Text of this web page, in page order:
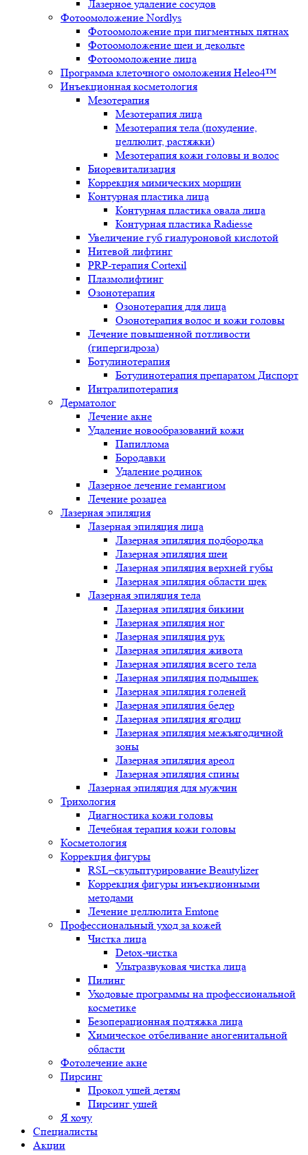
Лазерное удаление сосудов
Фотоомоложение Nordlys
Фотоомоложение при пигментных пятнах
Фотоомоложение шеи и декольте
Фотоомоложение лица
Программа клеточного омоложения Heleo4™
Инъекционная косметология
Мезотерапия
Мезотерапия лица
Мезотерапия тела (похудение,
целлюлит, растяжки)
Мезотерапия кожи головы и волос
Биоревитализация
Коррекция мимических морщин
Контурная пластика лица
Контурная пластика овала лица
Контурная пластика Radiesse
Увеличение губ гиалуроновой кислотой
Нитевой лифтинг
PRP-терапия Cortexil
Плазмолифтинг
Озонотерапия
Озонотерапия для лица
Озонотерапия волос и кожи головы
Лечение повышенной потливости
(гипергидроза)
Ботулинотерапия
Ботулинотерапия препаратом Диспорт
Интралипотерапия
Дерматолог
Лечение акне
Удаление новообразований кожи
Папиллома
Бородавки
Удаление родинок
Лазерное лечение гемангиом
Лечение розацеа
Лазерная эпиляция
Лазерная эпиляция лица
Лазерная эпиляция подбородка
Лазерная эпиляция шеи
Лазерная эпиляция верхней губы
Лазерная эпиляция области щек
Лазерная эпиляция тела
Лазерная эпиляция бикини
Лазерная эпиляция ног
Лазерная эпиляция рук
Лазерная эпиляция живота
Лазерная эпиляция всего тела
Лазерная эпиляция подмышек
Лазерная эпиляция голеней
Лазерная эпиляция бедер
Лазерная эпиляция ягодиц
Лазерная эпиляция межъягодичной
зоны
Лазерная эпиляция ареол
Лазерная эпиляция спины
Лазерная эпиляция для мужчин
Трихология
Диагностика кожи головы
Лечебная терапия кожи головы
Косметология
Коррекция фигуры
RSL–скульптурирование Beautylizer
Коррекция фигуры инъекционными
методами
Лечение целлюлита Emtone
Профессиональный уход за кожей
Чистка лица
Detox-чистка
Ультразвуковая чистка лица
Пилинг
Уходовые программы на профессиональной
косметике
Безоперационная подтяжка лица
Химическое отбеливание аногенитальной
области
Фотолечение акне
Пирсинг
Прокол ушей детям
Пирсинг ушей
Я хочу
Специалисты
Акции